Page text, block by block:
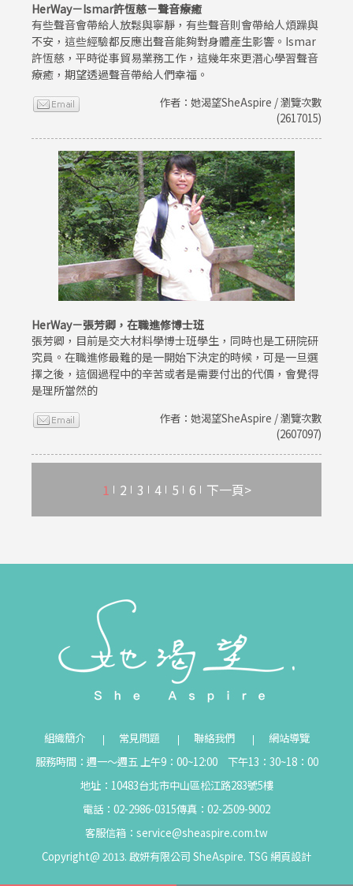
HerWay－Ismar許恆慈－聲音療癒
有些聲音會帶給人放鬆與寧靜，有些聲音則會帶給人煩躁與
不安，這些經驗都反應出聲音能夠對身體產生影響。Ismar
許恆慈，平時從事貿易業務工作，這幾年來更潛心學習聲音
療癒，期望透過聲音帶給人們幸福。
作者：她渴望SheAspire / 瀏覽次數
(2617015)
HerWay－張芳卿，在職進修博士班
張芳卿，目前是交大材料學博士班學生，同時也是工研院研
究員。在職進修最難的是一開始下決定的時候，可是一旦選
擇之後，這個過程中的辛苦或者是需要付出的代價，會覺得
是理所當然的
作者：她渴望SheAspire / 瀏覽次數
(2607097)
1 2 3 4 5 6 下一頁>
組織簡介 常見問題 聯絡我們
網站導覽
服務時間：週一～週五 上午9：00~12:00 下午13：30~18：00
地址：10483台北市中山區松江路283號5樓
電話：02-2986-0315傳真：02-2509-9002
客服信箱： service@sheaspire.com.tw
Copyright@ 2013. 啟妍有限公司 SheAspire. TSG 網頁設計